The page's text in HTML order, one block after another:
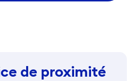
de proximité